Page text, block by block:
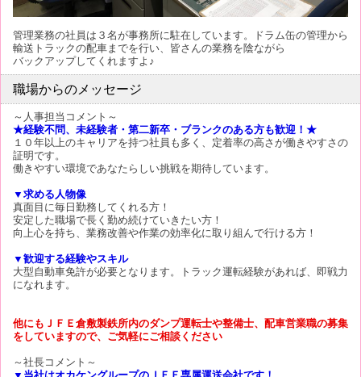
管理業務の社員は３名が事務所に駐在しています。ドラム缶の管理から
輸送トラックの配車までを行い、皆さんの業務を陰ながら
バックアップしてくれますよ♪
職場からのメッセージ
～人事担当コメント～
★経験不問、未経験者・第二新卒・ブランクのある方も歓迎！★
１０年以上のキャリアを持つ社員も多く、定着率の高さが働きやすさの
証明です。
働きやすい環境であなたらしい挑戦を期待しています。
▼求める人物像
真面目に毎日勤務してくれる方！
安定した職場で長く勤め続けていきたい方！
向上心を持ち、業務改善や作業の効率化に取り組んで行ける方！
▼歓迎する経験やスキル
大型自動車免許が必要となります。トラック運転経験があれば、即戦力
になれます。
他にもＪＦＥ倉敷製鉄所内のダンプ運転士や整備士、配車営業職の募集
をしていますので、ご気軽にご相談ください
～社長コメント～